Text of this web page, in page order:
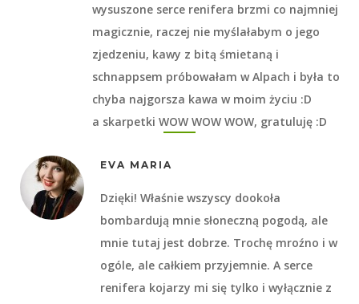
wysuszone serce renifera brzmi co najmniej
magicznie, raczej nie myślałabym o jego
zjedzeniu, kawy z bitą śmietaną i
schnappsem próbowałam w Alpach i była to
chyba najgorsza kawa w moim życiu :D
a skarpetki WOW WOW WOW, gratuluję :D
EVA MARIA
Dzięki! Właśnie wszyscy dookoła
bombardują mnie słoneczną pogodą, ale
mnie tutaj jest dobrze. Trochę mroźno i w
ogóle, ale całkiem przyjemnie. A serce
renifera kojarzy mi się tylko i wyłącznie z